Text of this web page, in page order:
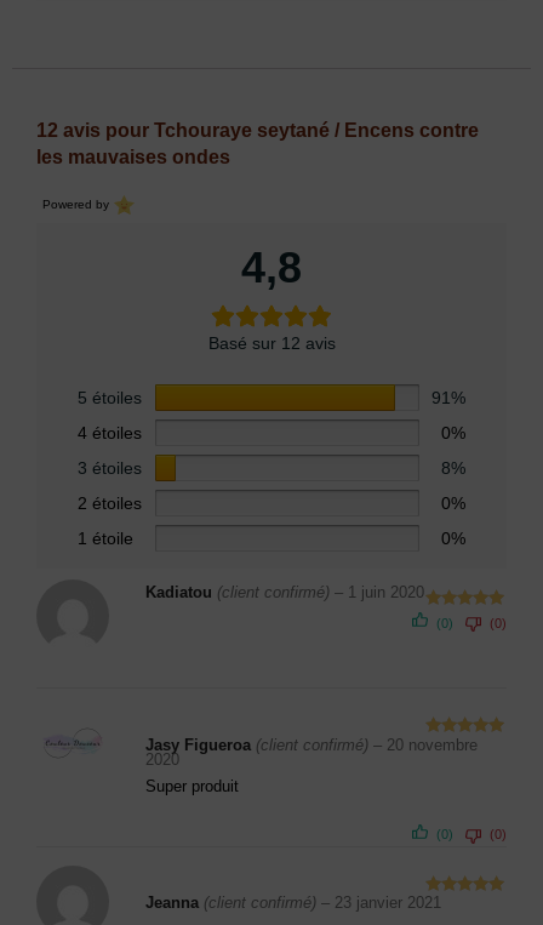
12 avis pour Tchouraye seytané / Encens contre
les mauvaises ondes
Powered by
4,8
Basé sur 12 avis
5 étoiles
91%
4 étoiles
0%
3 étoiles
8%
2 étoiles
0%
1 étoile
0%
Note 5sur
Kadiatou (client confirmé) – 1 juin 2020
(0) (0)
Note5sur
Jasy Figueroa (client confirmé) – 20 novembre
2020
Super produit
(0) (0)
Note
Jeanna (client confirmé) – 23 janvier 2021